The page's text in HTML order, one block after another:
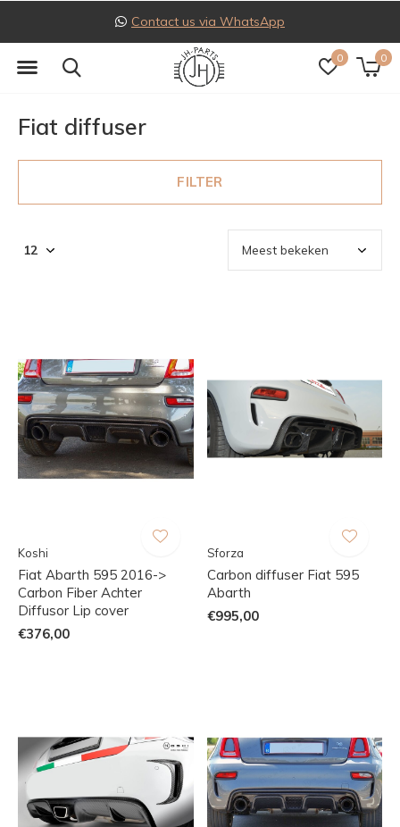
0 0
Follow us on Instagram
Fiat diffuser
FILTER
Koshi
Fiat Abarth 595 2016->
Carbon Fiber Achter
Diffusor Lip cover
€376,00
Sforza
Carbon diffuser Fiat 595
Abarth
€995,00